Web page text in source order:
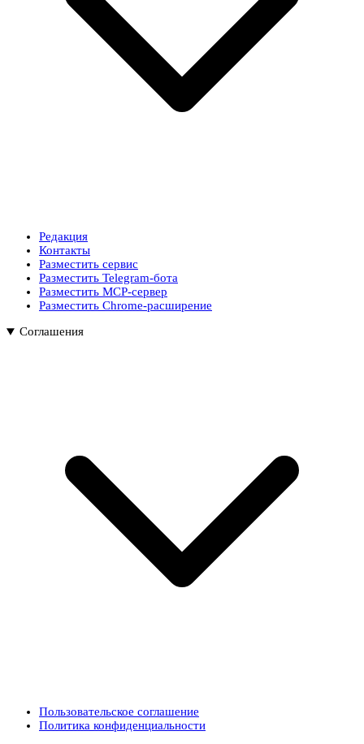
Редакция
Контакты
Разместить сервис
Разместить Telegram-бота
Разместить MCP-сервер
Разместить Chrome-расширение
Соглашения
Пользовательское соглашение
Политика конфиденциальности